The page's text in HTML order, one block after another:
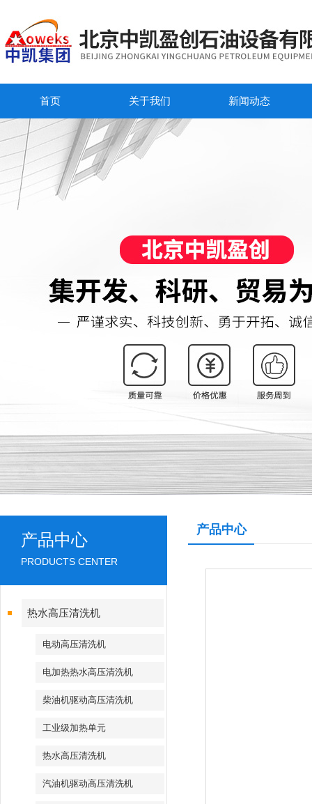
首页 关于我们 新闻动态
产品中心
PRODUCTS CENTER
热水高压清洗机
电动高压清洗机
电加热热水高压清洗机
柴油机驱动高压清洗机
工业级加热单元
热水高压清洗机
汽油机驱动高压清洗机
产品中心